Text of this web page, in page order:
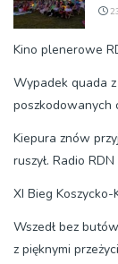
Kino plenerowe
Wypadek quada z
poszkodowanych
Kiepura znów
ruszył. Radio
XI Bieg
Wszedł bez
z pięknymi